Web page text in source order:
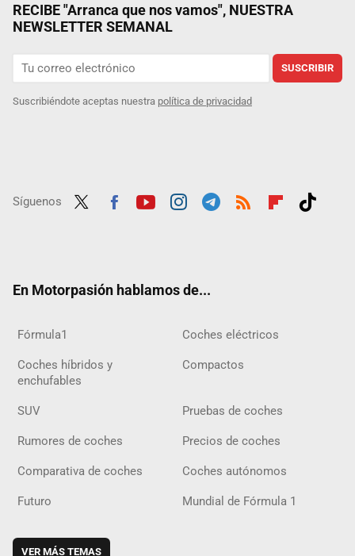
RECIBE "Arranca que nos vamos", NUESTRA
NEWSLETTER SEMANAL
SUSCRIBIR
Suscribiéndote aceptas nuestra política de privacidad
Síguenos
En Motorpasión hablamos de...
Fórmula1 Coches eléctricos
Coches híbridos y
enchufables
Compactos
SUV Pruebas de coches
Rumores de coches Precios de coches
Comparativa de coches Coches autónomos
Futuro Mundial de Fórmula 1
VER MÁS TEMAS